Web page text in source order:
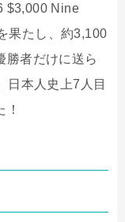
$3,000 Nine
果たし、約3,100
勝者だけに送ら
日本人史上7人目